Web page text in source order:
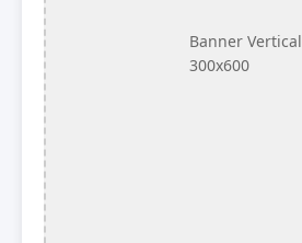
Banner Vertical
300x600